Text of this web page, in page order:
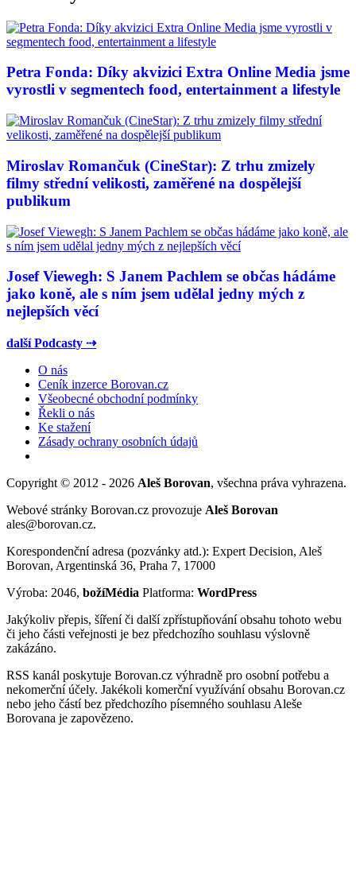
Petra Fonda: Díky akvizici Extra Online Media jsme
vyrostli v segmentech food, entertainment a lifestyle
Miroslav Romančuk (CineStar): Z trhu zmizely
filmy střední velikosti, zaměřené na dospělejší
publikum
Josef Viewegh: S Janem Pachlem se občas hádáme
jako koně, ale s ním jsem udělal jedny mých z
nejlepších věcí
další Podcasty ⇢
O nás
Ceník inzerce Borovan.cz
Všeobecné obchodní podmínky
Řekli o nás
Ke stažení
Zásady ochrany osobních údajů
Copyright © 2012 - 2026 Aleš Borovan, všechna práva vyhrazena.
Webové stránky Borovan.cz provozuje Aleš Borovan
ales@borovan.cz.
Korespondenční adresa (pozvánky atd.): Expert Decision, Aleš
Borovan, Argentinská 36, Praha 7, 17000
Výroba: 2046, božíMédia Platforma: WordPress
Jakýkoliv přepis, šíření či další zpřístupňování obsahu tohoto webu
či jeho části veřejnosti je bez předchozího souhlasu výslovně
zakázáno.
RSS kanál poskytuje Borovan.cz výhradně pro osobní potřebu a
nekomerční účely. Jakékoli komerční využívání obsahu Borovan.cz
nebo jeho částí bez předchozího písemného souhlasu Aleše
Borovana je zapovězeno.